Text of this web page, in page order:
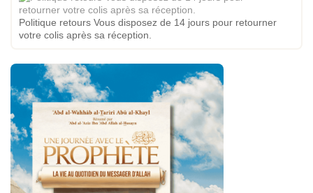
Politique retours Vous disposez de 14 jours pour retourner
votre colis après sa réception.